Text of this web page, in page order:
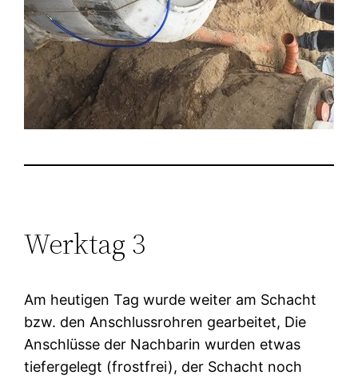
Werktag 3
Am heutigen Tag wurde weiter am Schacht
bzw. den Anschlussrohren gearbeitet, Die
Anschlüsse der Nachbarin wurden etwas
tiefergelegt (frostfrei), der Schacht noch